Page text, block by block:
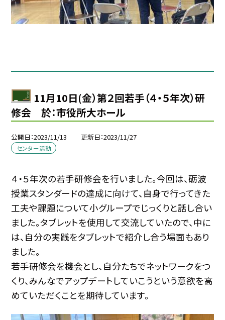
11月10日(金）第２回若手（４・５年次）研
修会 於：市役所大ホール
公開日 2023/11/13 更新日 2023/11/27
センター活動
４・５年次の若手研修会を行いました。今回は、砺波
授業スタンダードの達成に向けて、自身で行ってきた
工夫や課題について小グループでじっくりと話し合い
ました。タブレットを使用して交流していたので、中に
は、自分の実践をタブレットで紹介し合う場面もあり
ました。
若手研修会を機会とし、自分たちでネットワークをつ
くり、みんなでアップデートしていこうという意欲を高
めていただくことを期待しています。